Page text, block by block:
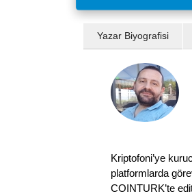
Yazar Biyografisi
Kriptofoni’ye
platformlarda
COINTURK’te